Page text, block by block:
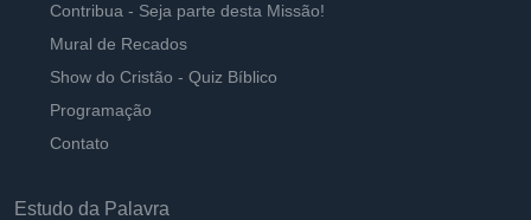
Contribua - Seja parte desta Missão!
Mural de Recados
Show do Cristão - Quiz Bíblico
Programação
Contato
Estudo da Palavra